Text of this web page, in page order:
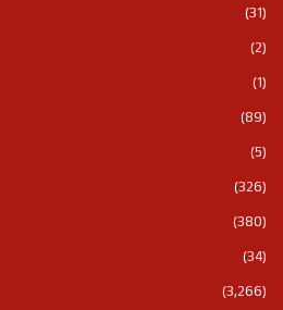
(31)
(2)
(1)
(89)
(5)
(326)
(380)
(34)
(3,266)